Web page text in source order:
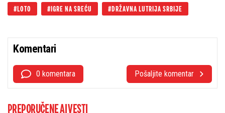
LOTO IGRE NA SREĆU DRŽAVNA LUTRIJA SRBIJE
Komentari
0 komentara Pošaljite komentar
PREPORUČENE AI VESTI